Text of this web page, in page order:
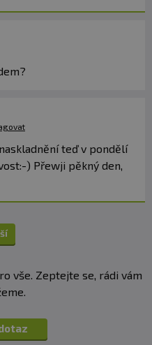
teď v pondělí
) Přewji pěkný den,
vše. Zeptejte se, rádi vám